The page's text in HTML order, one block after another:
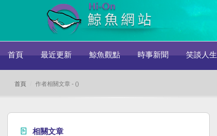
首頁 最近更新 鯨魚觀點 時事新聞 笑談人生
首頁 作者相關文章 - ()
相關文章